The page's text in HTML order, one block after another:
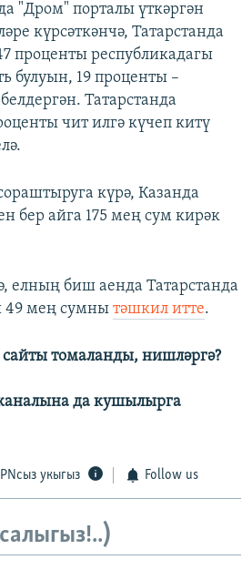
"Дром" порталы үткәргән
күрсәткәнчә, Татарстанда
проценты республикадагы
булуын, 19 проценты –
Татарстанда
чит илгә күчеп китү
күрә, Казанда
бер айга 175 мең сум кирәк
елның биш аенда Татарстанда
49 мең сумны тәшкил итте.
сайты томаланды, нишләргә?
да кушылырга
укыгыз Follow us